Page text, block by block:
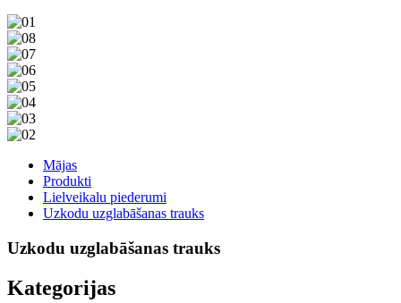
Mājas
Produkti
Lielveikalu piederumi
Uzkodu uzglabāšanas trauks
Uzkodu uzglabāšanas trauks
Kategorijas